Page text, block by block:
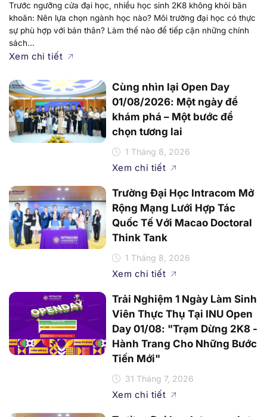
sách...
Xem chi tiết
chọn tương lai
1 Tháng 8, 2026
Xem chi tiết
Trường Đại Học Intracom Mở
Rộng Mạng Lưới Hợp Tác
Think Tank
1 Tháng 8, 2026
Xem chi tiết
Trải Nghiệm 1 Ngày Làm Sinh
Viên Thực Thụ Tại INU Open
Hành Trang Cho Những Bước
Tiến Mới"
31 Tháng 7, 2026
Xem chi tiết
Trường Đại học Intracom hợp
tác với Trung tâm Nghiên